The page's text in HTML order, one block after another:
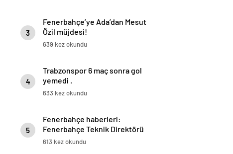
3
Fenerbahçe’ye Ada’dan Mesut
Özil müjdesi!
639 kez okundu
4
Trabzonspor 6 maç sonra gol
yemedi .
633 kez okundu
5
Fenerbahçe haberleri:
Fenerbahçe Teknik Direktörü
Erol Bulut Samatta’nın
613 kez okundu